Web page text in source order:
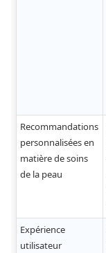
Recommandations
personnalisées en
matière de soins
de la peau
Expérience
utilisateur